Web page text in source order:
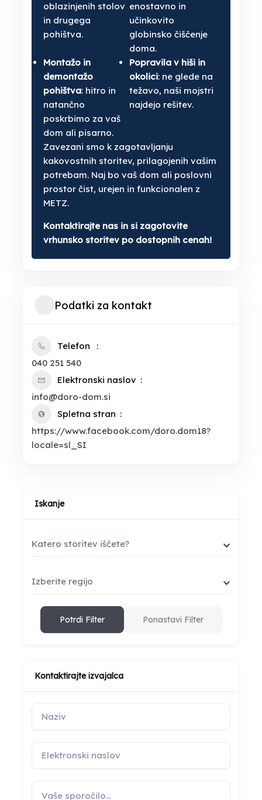
oblazinjenih stolov
in drugega
pohištva.
enostavno in
učinkovito
globinsko čiščenje
doma.
Montažo in
demontažo
pohištva: hitro in
natančno
poskrbimo za vaš
dom ali pisarno.
Popravila v hiši in
okolici: ne glede na
težavo, naši mojstri
najdejo rešitev.
Zavezani smo k zagotavljanju
kakovostnih storitev, prilagojenih vašim
potrebam. Naj bo vaš dom ali poslovni
prostor čist, urejen in funkcionalen z
METZ.
Kontaktirajte nas in si zagotovite
vrhunsko storitev po dostopnih cenah!
Podatki za kontakt
Telefon
040 251 540
Elektronski naslov
info@doro-dom.si
Spletna stran
https://www.facebook.com/doro.dom18?
locale=sl_SI
Iskanje
Katero storitev iščete?
Izberite regijo
Potrdi Filter Ponastavi Filter
Kontaktirajte izvajalca